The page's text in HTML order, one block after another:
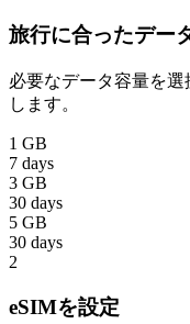
旅行に合ったデー
必要なデータ容量を
します。
1 GB
7 days
3 GB
30 days
5 GB
30 days
2
eSIMを設定